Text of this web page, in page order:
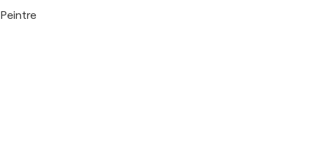
Peintre